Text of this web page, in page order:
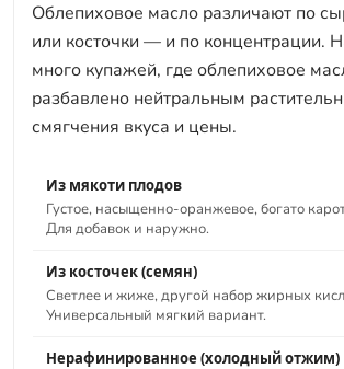
Облепиховое масло различают по
или косточки — и по концентрации.
много купажей, где облепиховое
разбавлено нейтральным
смягчения вкуса и цены.
Из мякоти плодов
Густое, насыщенно-оранжевое, богато
Для добавок и наружно.
Из косточек (семян)
Светлее и жиже, другой набор жирных
Универсальный мягкий вариант.
Нерафинированное (холодный отжим)